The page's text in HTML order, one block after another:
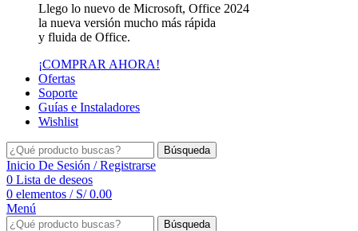
Llego lo nuevo de Microsoft, Office 2024
la nueva versión mucho más rápida
y fluida de Office.
¡COMPRAR AHORA!
Ofertas
Soporte
Guías e Instaladores
Wishlist
Búsqueda
Inicio De Sesión / Registrarse
0 Lista de deseos
0 elementos / S/0.00
Menú
Búsqueda